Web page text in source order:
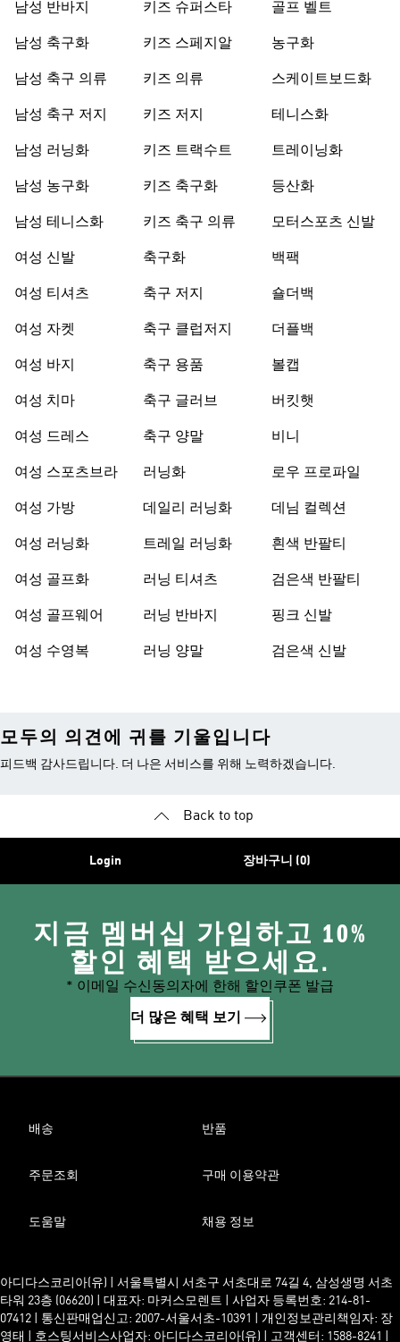
남성 반바지
남성 축구화
남성 축구 의류
남성 축구 저지
남성 러닝화
남성 농구화
남성 테니스화
여성 신발
여성 티셔츠
여성 자켓
여성 바지
여성 치마
여성 드레스
여성 스포츠브라
여성 가방
여성 러닝화
여성 골프화
여성 골프웨어
여성 수영복
키즈 슈퍼스타
키즈 스페지알
키즈 의류
키즈 저지
키즈 트랙수트
키즈 축구화
키즈 축구 의류
축구화
축구 저지
축구 클럽저지
축구 용품
축구 글러브
축구 양말
러닝화
데일리 러닝화
트레일 러닝화
러닝 티셔츠
러닝 반바지
러닝 양말
골프 벨트
농구화
스케이트보드화
테니스화
트레이닝화
등산화
모터스포츠 신발
백팩
숄더백
더플백
볼캡
버킷햇
비니
로우 프로파일
데님 컬렉션
흰색 반팔티
검은색 반팔티
핑크 신발
검은색 신발
모두의 의견에 귀를 기울입니다
피드백 감사드립니다. 더 나은 서비스를 위해 노력하겠습니다.
Back to top
Login 장바구니 (0)
지금 멤버십 가입하고 10%
할인 혜택 받으세요.
* 이메일 수신동의자에 한해 할인쿠폰 발급
더 많은 혜택 보기
배송 반품
주문조회 구매 이용약관
도움말 채용 정보
아디다스코리아(유) | 서울특별시 서초구 서초대로 74길 4, 삼성생명 서초
타워 23층 (06620) | 대표자: 마커스모렌트 | 사업자 등록번호: 214-81-
07412 | 통신판매업신고: 2007-서울서초-10391 | 개인정보관리책임자: 장
영태 | 호스팅서비스사업자: 아디다스코리아(유) | 고객센터: 1588-8241 |